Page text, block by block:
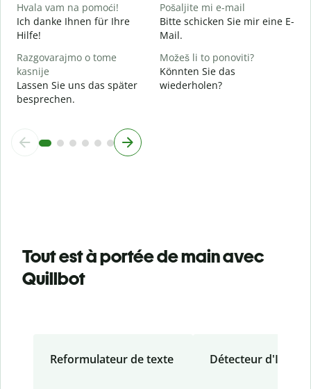
Hvala vam na pomoći!
Ich danke Ihnen für Ihre
Hilfe!
Pošaljite mi e-mail
Bitte schicken Sie mir eine E-
Mail.
Razgovarajmo o tome
kasnije
Lassen Sie uns das später
besprechen.
Možeš li to ponoviti?
Könnten Sie das
wiederholen?
Tout est à portée de main avec
Quillbot
Reformulateur de texte Détecteur d'IA